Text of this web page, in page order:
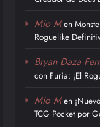
Mio Men
Roguelike
Bryan Daza
con Furia: ¡El
Mio Men
TCG Pocket por